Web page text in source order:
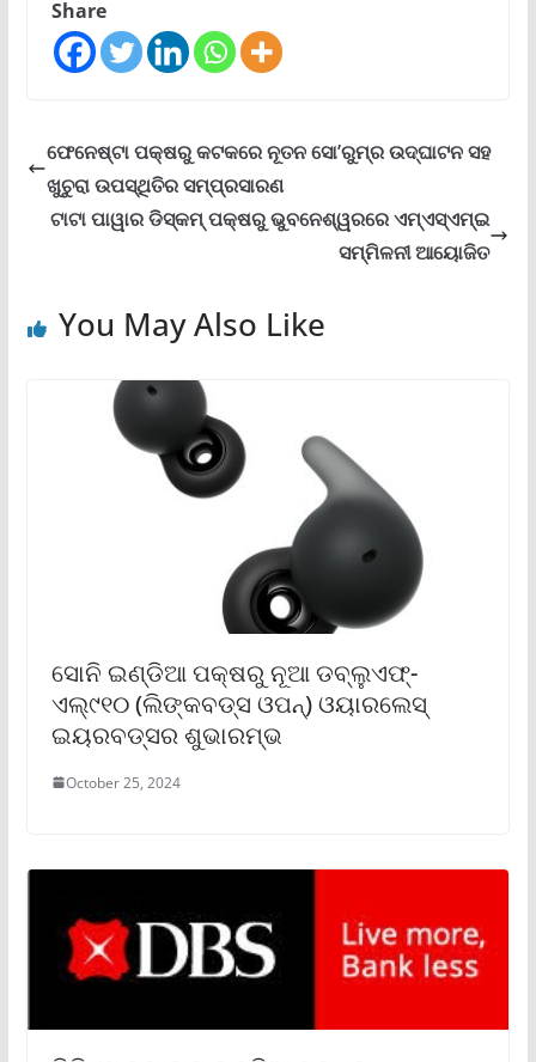
Share
ଫେନେଷ୍ଟା ପକ୍ଷରୁ କଟକରେ ନୂତନ ସୋ’ରୁମ୍‌ର ଉଦ୍‌ଘାଟନ ସହ
ଖୁଚୁରା ଉପସ୍ଥିତିର ସମ୍ପ୍ରସାରଣ
ଟାଟା ପାୱାର ଡିସ୍‌କମ୍ ପକ୍ଷରୁ ଭୁବନେଶ୍ୱରରେ ଏମ୍‌ଏସ୍‌ଏମ୍‌ଇ
ସମ୍ମିଳନୀ ଆୟୋଜିତ
You May Also Like
ସୋନି ଇଣ୍ଡିଆ ପକ୍ଷରୁ ନୂଆ ଡବ୍ଲୁଏଫ୍‌-
ଏଲ୍‌୯୧୦ (ଲିଙ୍କବଡ୍‌ସ ଓପନ୍‌) ଓୟାରଲେସ୍
ଇୟରବଡ୍‌ସର ଶୁଭାରମ୍ଭ
October 25, 2024